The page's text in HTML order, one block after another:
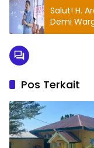
Salut! H.
Demi
Pos Terkait